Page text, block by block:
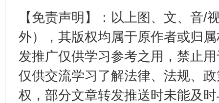
【免责声明】：以上图、文、音/
外），其版权均属于原作者或归
发推广仅供学习参考之用，禁止
仅供交流学习了解法律、法规、
权，部分文章转发推送时未能及
受贿1.44亿！段成刚被判无期 从幼